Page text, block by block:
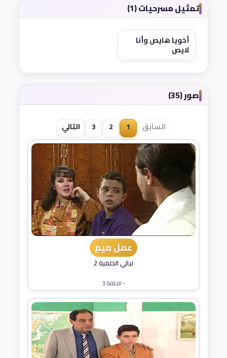
تمثيل مسرحيات (1)
أخويا هايص وأنا
لايص
صور (35)
السابق 1
2
3 التالي
عمل ميم
ليالي الحلمية 2
- الحلقة 3